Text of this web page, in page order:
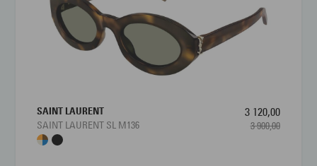
SAINT LAURENT
SAINT LAURENT SL M136
3 120,00
3 900,00